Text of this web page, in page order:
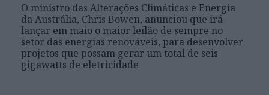
O ministro das Alterações Climáticas e Energia
da Austrália, Chris Bowen, anunciou que irá
lançar em maio o maior leilão de sempre no
setor das energias renováveis, para desenvolver
projetos que possam gerar um total de seis
gigawatts de eletricidade